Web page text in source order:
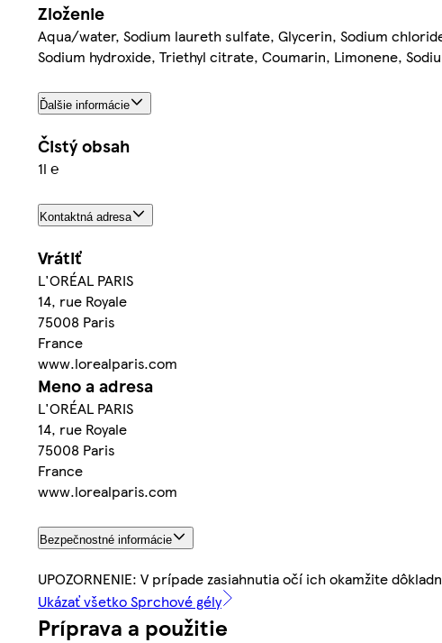
Zloženie
Aqua/water, Sodium laureth sulfate, Glycerin, Sodium
Sodium hydroxide, Triethyl citrate, Coumarin, Limonene,
Ďalšie informácie
Čistý obsah
1l ℮
Kontaktná adresa
Vrátiť
L'ORÉAL PARIS
14, rue Royale
75008 Paris
France
www.lorealparis.com
Meno a adresa
L'ORÉAL PARIS
14, rue Royale
75008 Paris
France
www.lorealparis.com
Bezpečnostné informácie
UPOZORNENIE: V prípade zasiahnutia očí ich okamžite
Ukázať všetko Sprchové gély
Príprava a použitie